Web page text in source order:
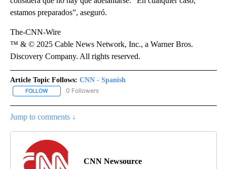
estamos preparados”, aseguró.
The-CNN-Wire
™ & © 2025 Cable News Network, Inc., a Warner Bros.
Discovery Company. All rights reserved.
Article Topic Follows: CNN - Spanish
FOLLOW FOLLOW "CNN - SPANISH" TO RECEIVE NOTIFICATIONS ABOUT
0 Followers
Jump to comments ↓
CNN Newsource